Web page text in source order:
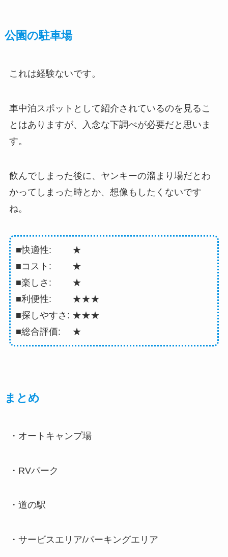
公園の駐車場
これは経験ないです。
車中泊スポットとして紹介されているのを見るこ
とはありますが、入念な下調べが必要だと思いま
す。
飲んでしまった後に、ヤンキーの溜まり場だとわ
かってしまった時とか、想像もしたくないです
ね。
■快適性: ★
■コスト: ★
■楽しさ: ★
■利便性: ★★★
■探しやすさ: ★★★
■総合評価: ★
まとめ
・オートキャンプ場
・RVパーク
・道の駅
・サービスエリア/パーキングエリア